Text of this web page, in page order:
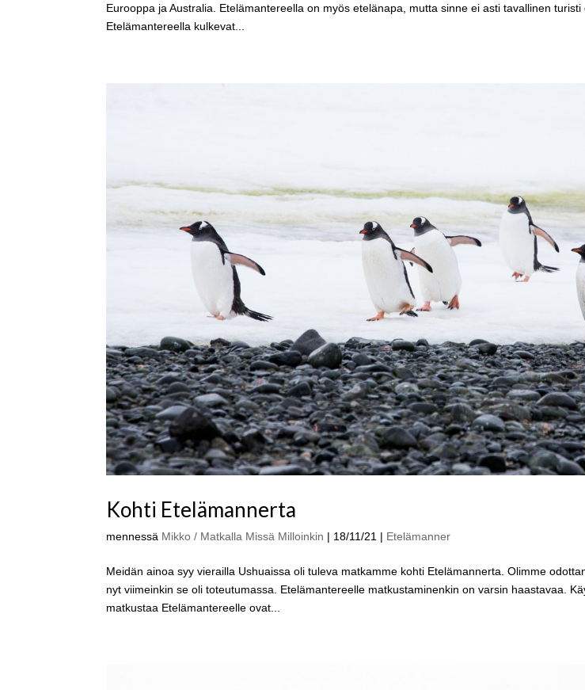
Eurooppa ja Australia. Etelämantereella on myös etelänapa, mutta sinne ei asti tavallinen
Etelämantereella kulkevat...
Kohti Etelämannerta
mennessä Mikko / Matkalla Missä Milloinkin | 18/11/21 | Etelämanner
Meidän ainoa syy vierailla Ushuaissa oli tuleva matkamme kohti Etelämannerta. Olimme
nyt viimeinkin se oli toteutumassa. Etelämantereelle matkustaminenkin on varsin haastavaa.
matkustaa Etelämantereelle ovat...